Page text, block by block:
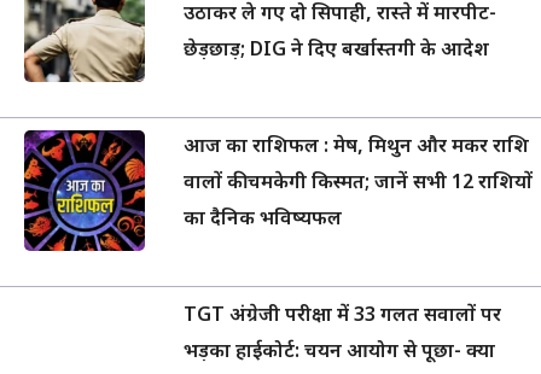
उठाकर ले गए दो सिपाही, रास्ते में मारपीट-
छेड़छाड़; DIG ने दिए बर्खास्तगी के आदेश
आज का राशिफल : मेष, मिथुन और मकर राशि
वालों की चमकेगी किस्मत; जानें सभी 12 राशियों
का दैनिक भविष्यफल
TGT अंग्रेजी परीक्षा में 33 गलत सवालों पर
भड़का हाईकोर्ट: चयन आयोग से पूछा- क्या